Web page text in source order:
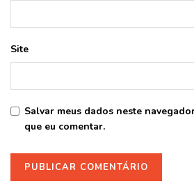
Site
Salvar meus dados neste
que eu comentar.